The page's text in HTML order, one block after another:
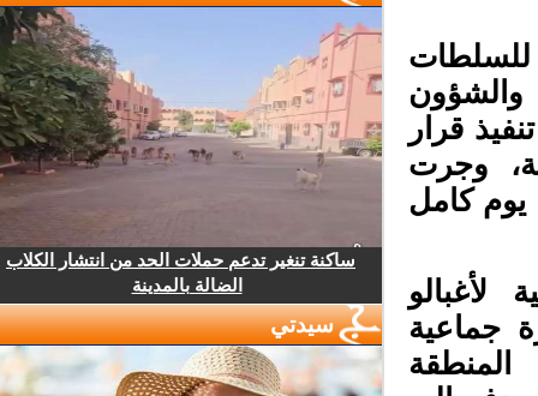
قرار
وجرت
كامل
جماعية
ساكنة تنغير تدعم حملات الحد من انتشار الكلاب
الضالة بالمدينة
سيدتي